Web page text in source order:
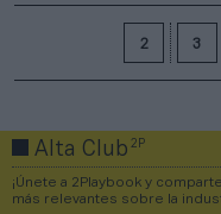
2 3
Alta Club2P
¡Únete a 2Playbook y
más relevantes sobre la